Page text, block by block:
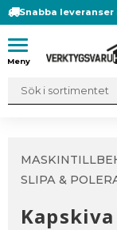
Meny
Snabba
SLIPA &